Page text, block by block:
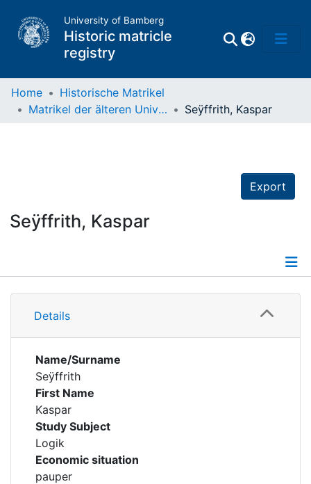
University of Bamberg
Historic matricle
registry
Home
Historische Matrikel
Matrikel der älteren Universität
Seÿffrith, Kaspar
Export
Seÿffrith, Kaspar
Details
Details
Name/Surname
Seÿffrith
First Name
Kaspar
Study Subject
Logik
Economic situation
pauper